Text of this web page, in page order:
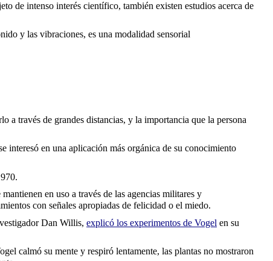
de intenso interés científico, también existen estudios acerca de
y las vibraciones, es una modalidad sensorial
a través de grandes distancias, y la importancia que la persona
interesó en una aplicación más orgánica de su conocimiento
en uso a través de las agencias militares y
con señales apropiadas de felicidad o el miedo.
Dan Willis, explicó los experimentos de Vogel en su
calmó su mente y respiró lentamente, las plantas no mostraron